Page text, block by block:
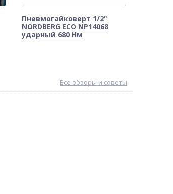
Пневмогайковерт 1/2"
NORDBERG ECO NP14068
ударный 680 Нм
Все обзоры и советы